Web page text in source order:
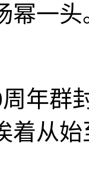
幂一头
年群
着从